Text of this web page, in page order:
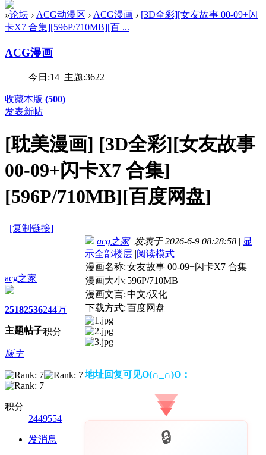
»论坛 › ACG动漫区 › ACG漫画 › [3D全彩][女友故事 00-09+闪
卡X7 合集][596P/710MB][百 ...
ACG漫画
今日:14| 主题:3622
收藏本版 (500)
发表新帖
[耽美漫画] [3D全彩][女友故事
00-09+闪卡X7 合集]
[596P/710MB][百度网盘]
[复制链接]
acg之家
2518
主题
2536
帖子
244万
积分
版主
积分
2449554
发消息
acg之家发表于 2026-6-9 08:28:58 | 显
示全部楼层 |阅读模式
漫画名称:女友故事 00-09+闪卡X7 合集
漫画大小: 596P/710MB
漫画文言:中文/汉化
下载方式:百度网盘
地址回复可见O(∩_∩)O：